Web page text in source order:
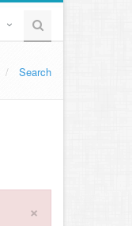
Search
×